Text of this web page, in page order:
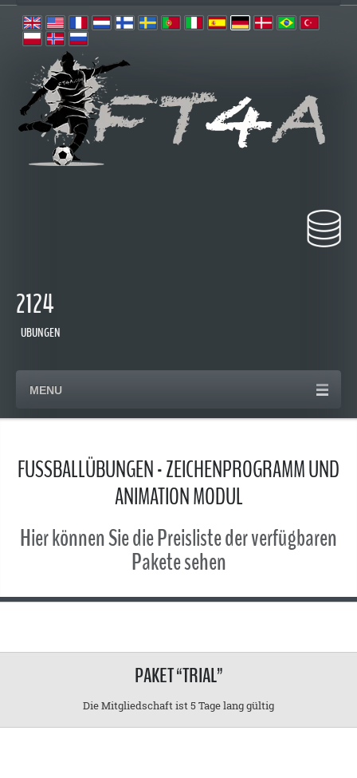
2124
UBUNGEN
MENU
FUSSBALLÜBUNGEN - ZEICHENPROGRAMM UND
ANIMATION MODUL
Hier können Sie die Preisliste der verfügbaren
Pakete sehen
PAKET “TRIAL”
Die Mitgliedschaft ist 5 Tage lang gültig